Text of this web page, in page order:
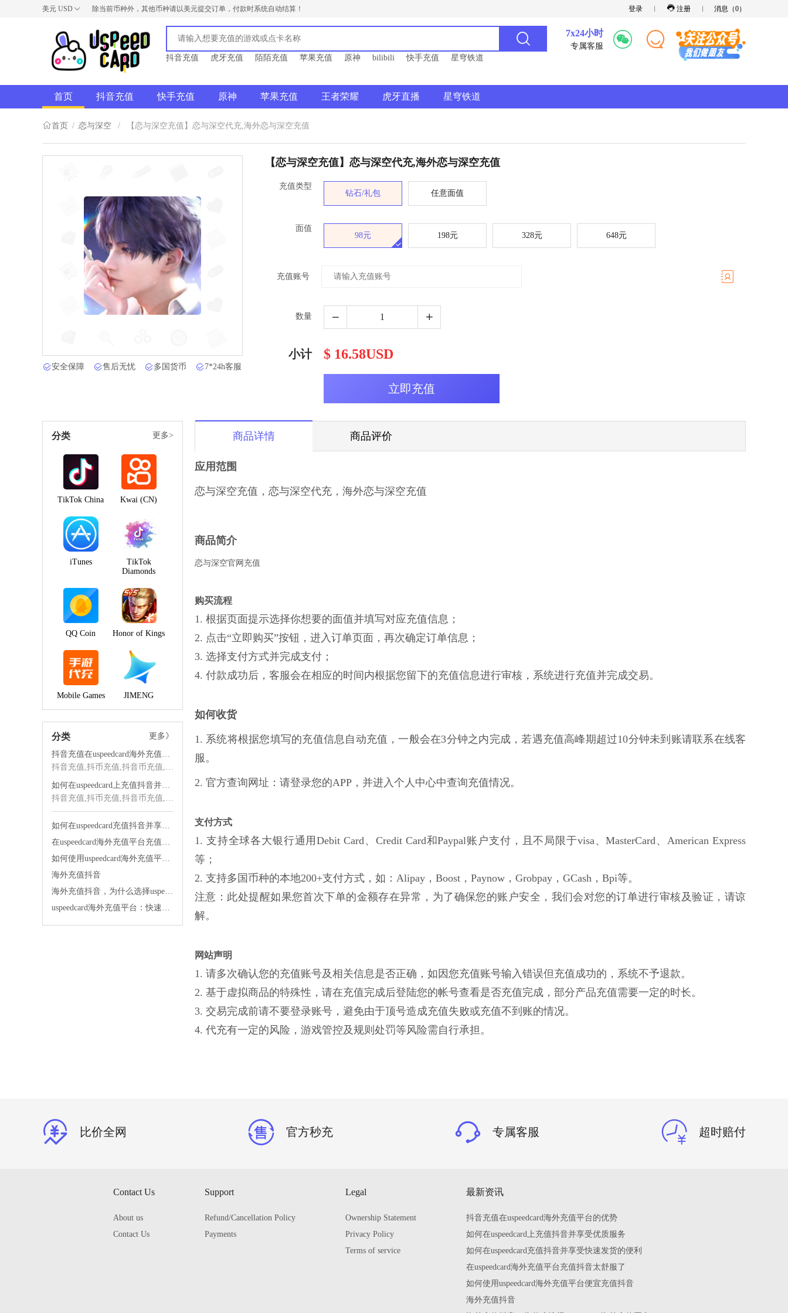
美元 USD
USD
AUD
NZD
除当前币种外，其他币种请以美元提交订单，付款时系统自动结算！ 登录 注册 消息（0）
抖音充值 虎牙充值 陌陌充值 苹果充值 原神 bilibili 快手充值 星穹铁道
7x24小时
专属客服
首页 抖音充值 快手充值 原神 苹果充值 王者荣耀 虎牙直播 星穹铁道
首页 / 恋与深空 / 【恋与深空充值】恋与深空代充,海外恋与深空充值
安全保障 售后无忧 多国货币 7*24h客服
【恋与深空充值】恋与深空代充,海外恋与深空充值
充值类型
钻石/礼包
任意面值
面值
98元
198元 328元 648元
充值账号
数量
小计 $ 16.58USD
分类 更多>
TikTok China Kwai (CN)
iTunes
TikTok
Diamonds
QQ Coin Honor of Kings
Mobile Games JIMENG
分类 更多》
抖音充值在uspeedcard海外充值平台的优势
抖音充值,抖币充值,抖音币充值,海外抖音充值,抖音海外充值,抖音充值海外,海外充值
如何在uspeedcard上充值抖音并享受优质服务
抖音充值,抖币充值,抖音币充值,海外抖音充值,抖音海外充值,抖音充值海外,海外充值
如何在uspeedcard充值抖音并享受快速发货的便利
在uspeedcard海外充值平台充值抖音太舒服了
如何使用uspeedcard海外充值平台便宜充值抖音
海外充值抖音
海外充值抖音，为什么选择uspeedcard海外充值平台？
uspeedcard海外充值平台：快速充值，让你的生活更便捷！
商品详情 商品评价
应用范围
恋与深空充值，恋与深空代充，海外恋与深空充值
商品简介
恋与深空官网充值
购买流程
1. 根据页面提示选择你想要的面值并填写对应充值信息；
2. 点击“立即购买”按钮，进入订单页面，再次确定订单信息；
3. 选择支付方式并完成支付；
4. 付款成功后，客服会在相应的时间内根据您留下的充值信息进行审核，系统进行充值并完成交易。
如何收货
1. 系统将根据您填写的充值信息自动充值，一般会在3分钟之内完成，若遇充值高峰期超过10分钟未到账请联系在线客
服。
2. 官方查询网址：请登录您的APP，并进入个人中心中查询充值情况。
支付方式
1. 支持全球各大银行通用Debit Card、Credit Card和Paypal账户支付，且不局限于visa、MasterCard、American Express
等；
2. 支持多国币种的本地200+支付方式，如：Alipay，Boost，Paynow，Grobpay，GCash，Bpi等。
注意：此处提醒如果您首次下单的金额存在异常，为了确保您的账户安全，我们会对您的订单进行审核及验证，请谅
解。
网站声明
1. 请多次确认您的充值账号及相关信息是否正确，如因您充值账号输入错误但充值成功的，系统不予退款。
2. 基于虚拟商品的特殊性，请在充值完成后登陆您的帐号查看是否充值完成，部分产品充值需要一定的时长。
3. 交易完成前请不要登录账号，避免由于顶号造成充值失败或充值不到账的情况。
4. 代充有一定的风险，游戏管控及规则处罚等风险需自行承担。
比价全网 官方秒充 专属客服 超时赔付
Contact Us
About us
Contact Us
Support
Refund/Cancellation Policy
Payments
Legal
Ownership Statement
Privacy Policy
Terms of service
最新资讯
抖音充值在uspeedcard海外充值平台的优势
如何在uspeedcard上充值抖音并享受优质服务
如何在uspeedcard充值抖音并享受快速发货的便利
在uspeedcard海外充值平台充值抖音太舒服了
如何使用uspeedcard海外充值平台便宜充值抖音
海外充值抖音